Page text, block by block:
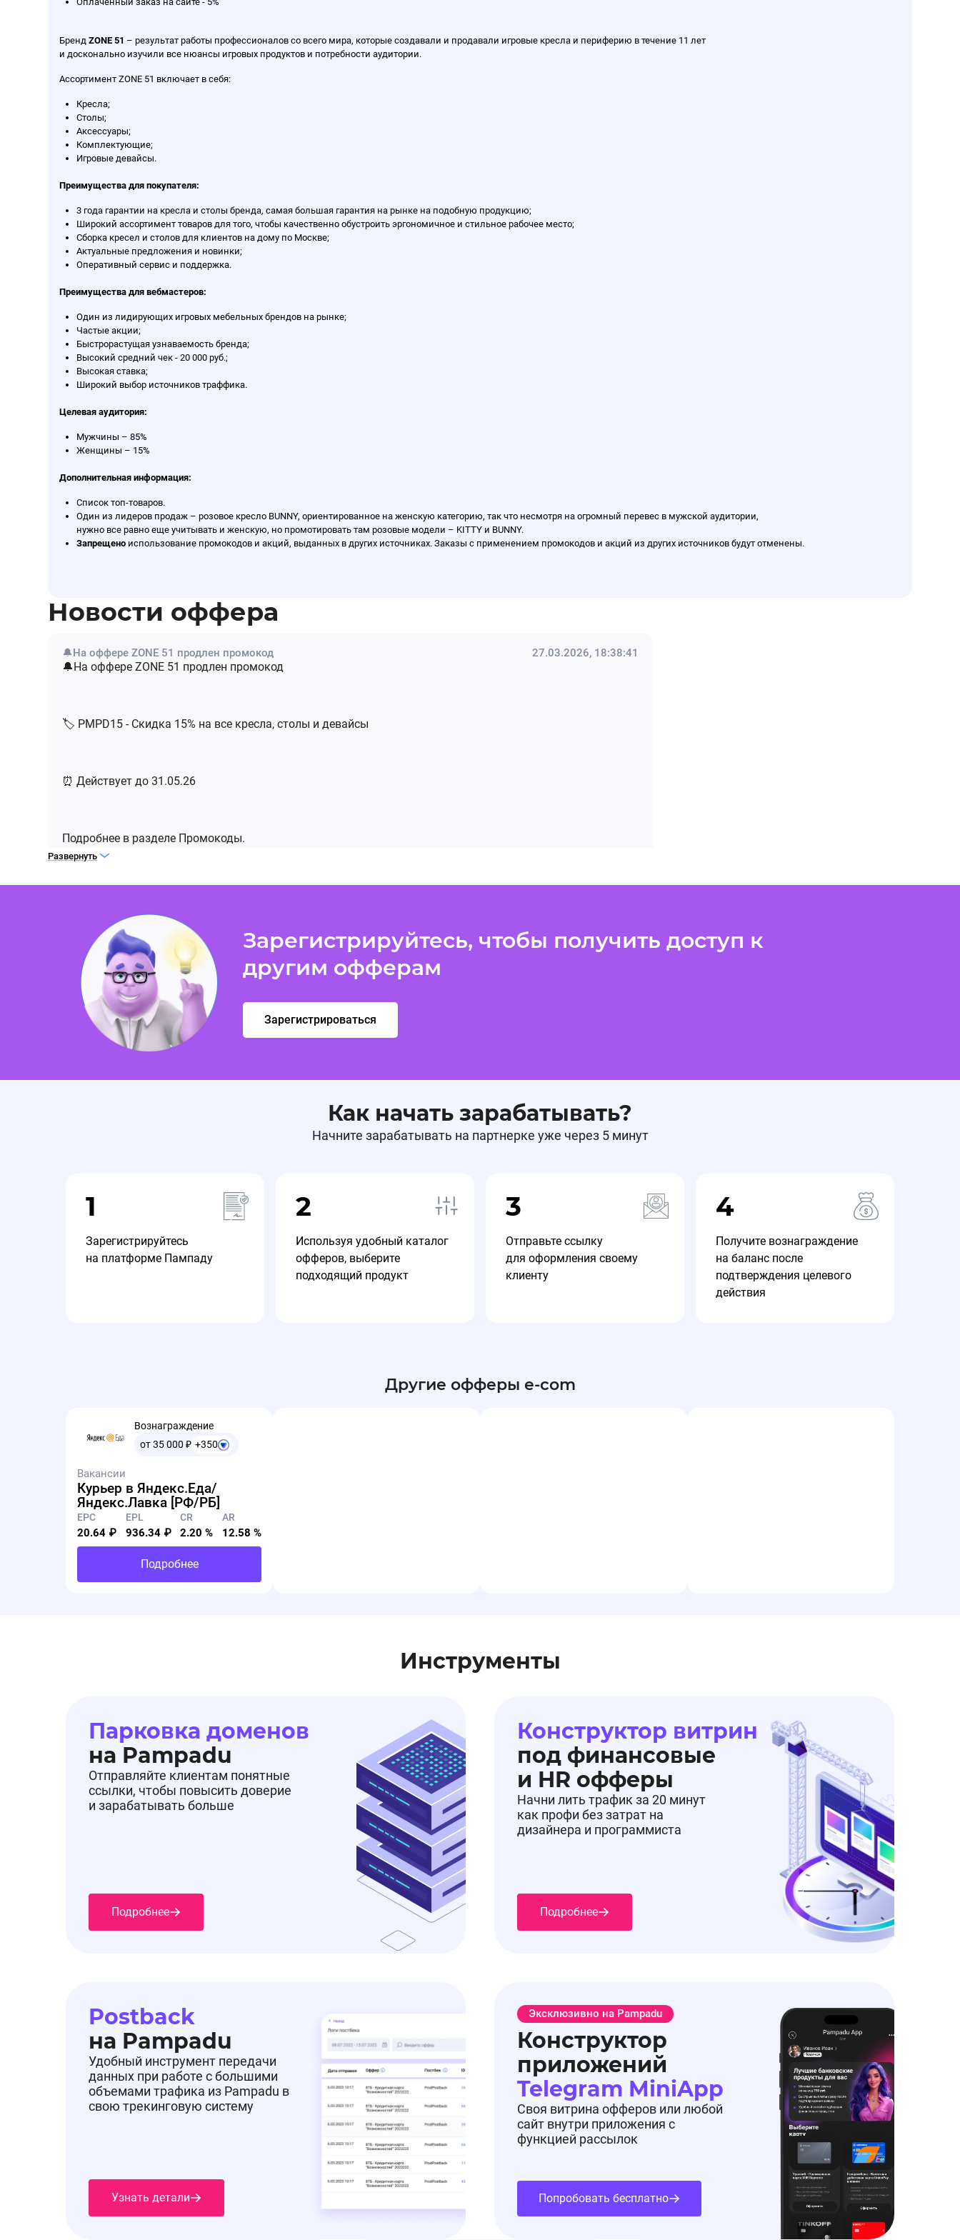
Бренд ZONE 51 – результат работы профессионалов со всего мира, которые создавали и продавали игровые кресла и периферию в течение 11 лет
и досконально изучили все нюансы игровых продуктов и потребности аудитории.
Ассортимент ZONE 51 включает в себя:
Кресла;
Столы;
Аксессуары;
Комплектующие;
Игровые девайсы.
Преимущества для покупателя:
3 года гарантии на кресла и столы бренда, самая большая гарантия на рынке на подобную продукцию;
Широкий ассортимент товаров для того, чтобы качественно обустроить эргономичное и стильное рабочее место;
Сборка кресел и столов для клиентов на дому по Москве;
Актуальные предложения и новинки;
Оперативный сервис и поддержка.
Преимущества для вебмастеров:
Один из лидирующих игровых мебельных брендов на рынке;
Частые акции;
Быстрорастущая узнаваемость бренда;
Высокий средний чек - 20 000 руб.;
Высокая ставка;
Широкий выбор источников траффика.
Целевая аудитория:
Мужчины – 85%
Женщины – 15%
Дополнительная информация:
Список топ-товаров.
Один из лидеров продаж – розовое кресло BUNNY, ориентированное на женскую категорию, так что несмотря на огромный перевес в мужской аудитории,
нужно все равно еще учитывать и женскую, но промотировать там розовые модели – KITTY и BUNNY.
Запрещено использование промокодов и акций, выданных в других источниках. Заказы с применением промокодов и акций из других источников будут отменены.
Новости оффера
🔔На оффере ZONE 51 продлен промокод 27.03.2026, 18:38:41
🔔На оффере ZONE 51 продлен промокод
🏷 PMPD15 - Скидка 15% на все кресла, столы и девайсы
⏰ Действует до 31.05.26
Подробнее в разделе Промокоды.
🏷 PMPD15 - Скидка 15% на все кресла, столы и девайсы
⏰ Действует до 31.03.26
Подробнее в разделе Промокоды.
🔔На оффере ZONE 51 продлен промокод 🔥
🔵PMPD15 - Скидка 15% на все кресла, столы и девайсы
🔔На оффере ZONE 51 продлен промокод 🔥
🔵PMPD15 - Скидка 15% на все кресла, столы и девайсы
⏰Действует до 31.01.26.
Промокод на оффере🔔 13.08.2025, 15:07:11
На оффере ZONE 51 добавлен промокод🔥
PMPD15- Скидка 15% на все кресла, столы и девайсы
Развернуть
Зарегистрируйтесь, чтобы получить доступ к
другим офферам
Зарегистрироваться
Как начать зарабатывать?
Начните зарабатывать на партнерке уже через 5 минут
1
Зарегистрируйтесь
на платформе Пампаду
2
Используя удобный каталог
офферов, выберите
подходящий продукт
3
Отправьте ссылку
для оформления своему
клиенту
4
Получите вознаграждение
на баланс после
подтверждения целевого
действия
Другие офферы e-com
Вознаграждение
от 35 000 ₽ +350
Вакансии
Курьер в Яндекс.Еда/
Яндекс.Лавка [РФ/РБ]
EPC
20.64 ₽
EPL
936.34 ₽
CR
2.20 %
AR
12.58 %
Подробнее
Инструменты
Парковка доменов
на Pampadu
Отправляйте клиентам понятные
ссылки, чтобы повысить доверие
и зарабатывать больше
Подробнее
Конструктор витрин
под финансовые
и HR офферы
Начни лить трафик за 20 минут
как профи без затрат на
дизайнера и программиста
Подробнее
Postback
на Pampadu
Удобный инструмент передачи
данных при работе с большими
объемами трафика из Pampadu в
свою трекинговую систему
Узнать детали
Эксклюзивно на Pampadu
Конструктор
приложений
Telegram MiniApp
Своя витрина офферов или любой
сайт внутри приложения с
функцией рассылок
Попробовать бесплатно